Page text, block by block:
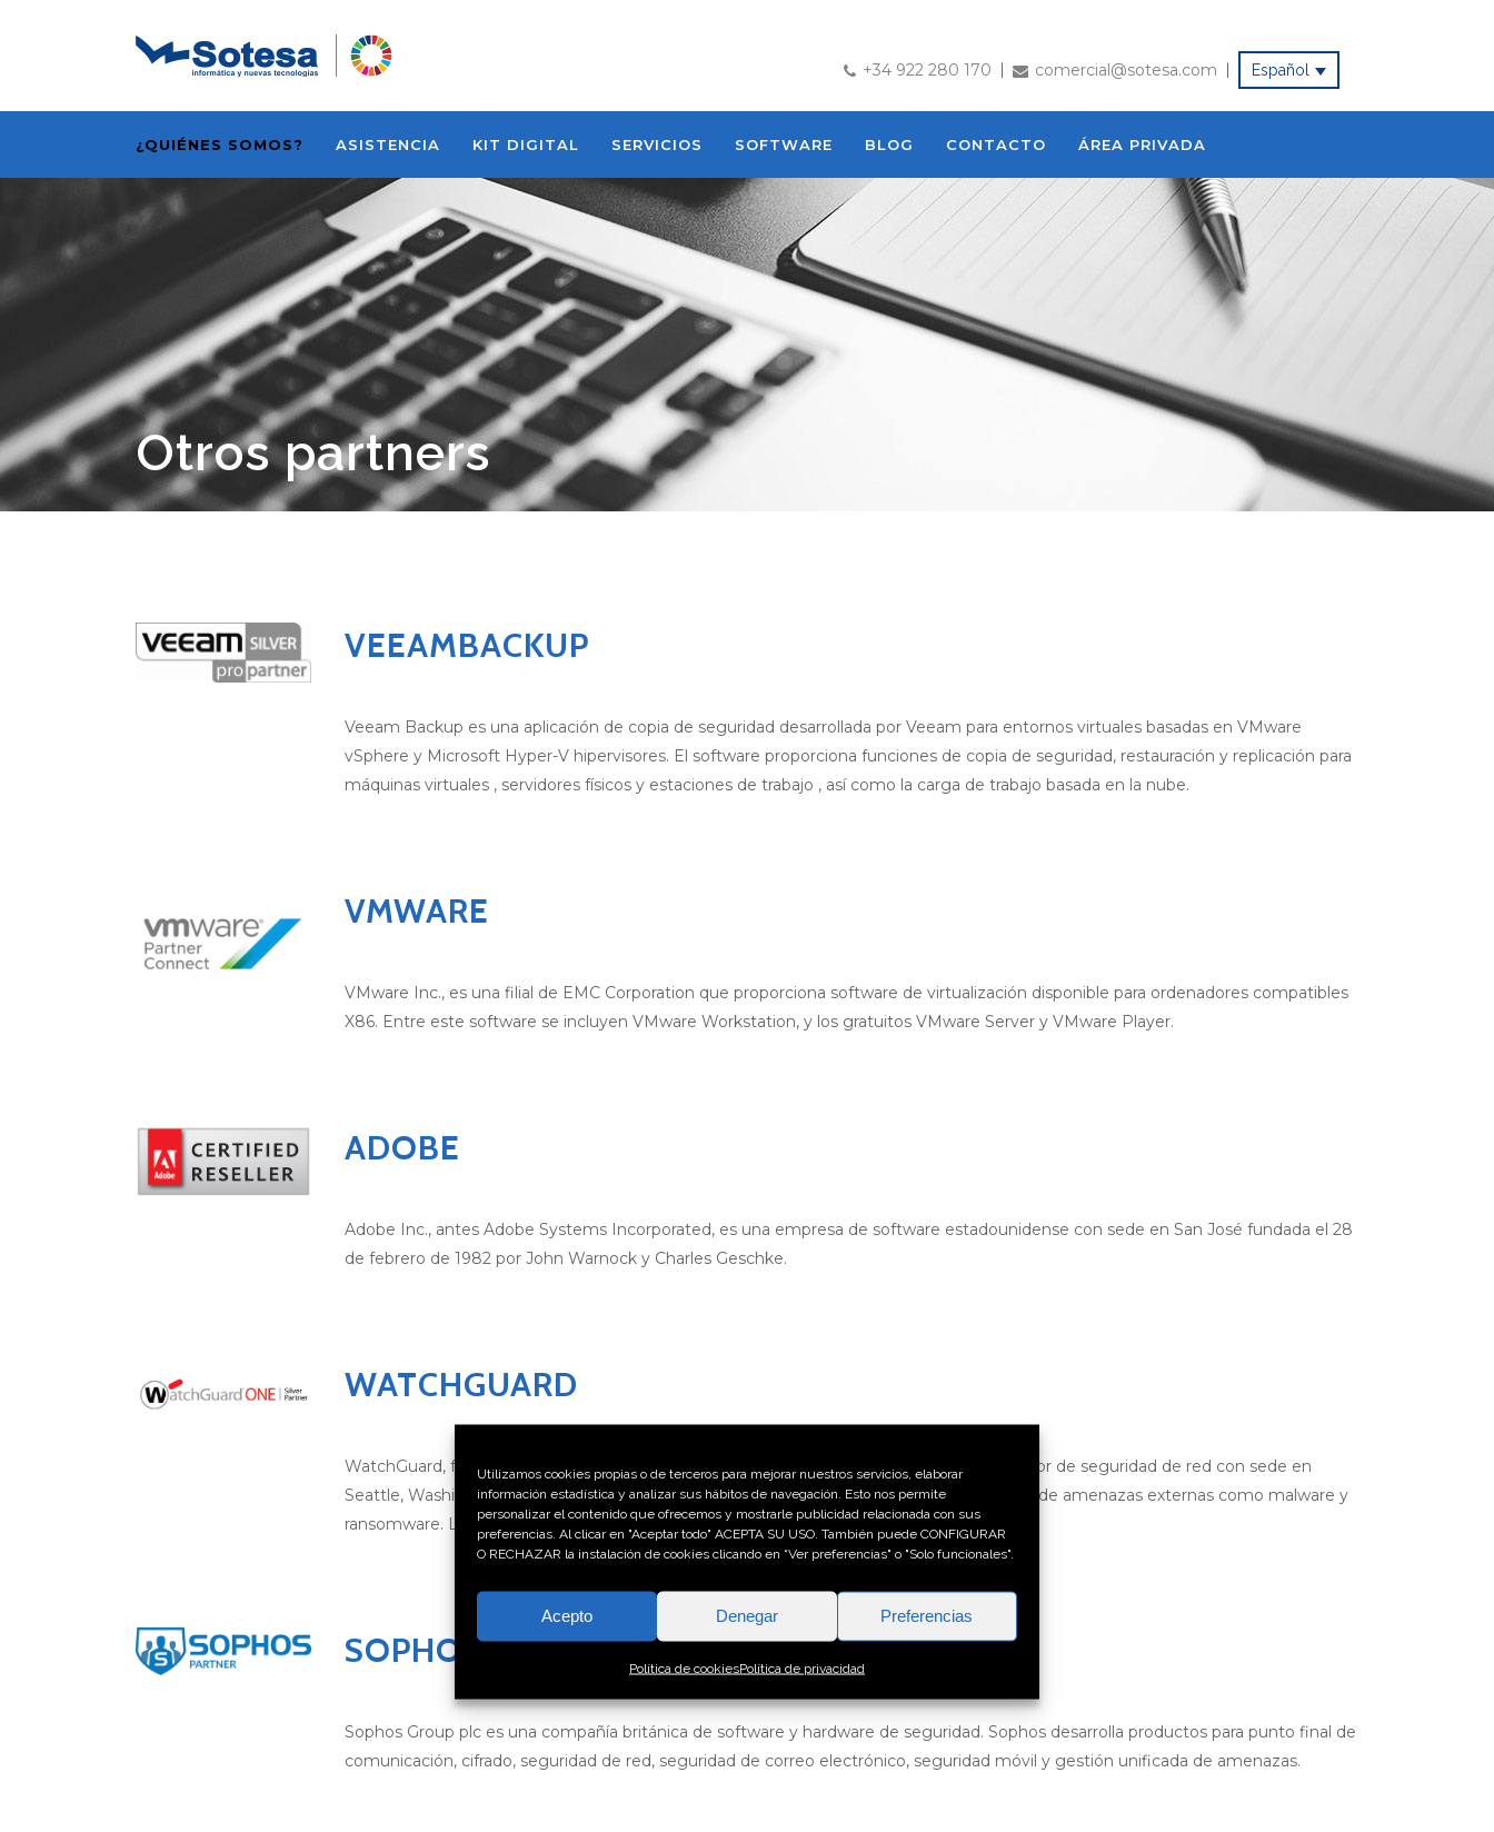
Utilizamos cookies propias o de terceros para mejorar nuestros servicios, elaborar
información estadística y analizar sus hábitos de navegación. Esto nos permite
personalizar el contenido que ofrecemos y mostrarle publicidad relacionada con sus
preferencias. Al clicar en "Aceptar todo" ACEPTA SU USO. También puede CONFIGURAR
O RECHAZAR la instalación de cookies clicando en “Ver preferencias" o "Solo funcionales".
Acepto Denegar Preferencias
Política de cookiesPolítica de privacidad
¿QUIÉNES SOMOS? ASISTENCIA KIT DIGITAL SERVICIOS SOFTWARE BLOG CONTACTO ÁREA PRIVADA
+34 922 280 170 comercial@sotesa.com Español
Otros partners
VEEAMBACKUP
Veeam Backup es una aplicación de copia de seguridad desarrollada por Veeam para entornos virtuales basadas en VMware
vSphere y Microsoft Hyper-V hipervisores. El software proporciona funciones de copia de seguridad, restauración y replicación para
máquinas virtuales , servidores físicos y estaciones de trabajo , así como la carga de trabajo basada en la nube.
VMWARE
VMware Inc., es una filial de EMC Corporation que proporciona software de virtualización disponible para ordenadores compatibles
X86. Entre este software se incluyen VMware Workstation, y los gratuitos VMware Server y VMware Player.
ADOBE
Adobe Inc., antes Adobe Systems Incorporated, es una empresa de software estadounidense con sede en San José fundada el 28
de febrero de 1982 por John Warnock y Charles Geschke.
WATCHGUARD
WatchGuard, formalmente conocido como WatchGuard Technologies, Inc es un proveedor de seguridad de red con sede en
Seattle, Washington. Sus productos están diseñados para proteger las redes informáticas de amenazas externas como malware y
ransomware. La empresa fue fundada en 1996.
SOPHOS
Sophos Group plc es una compañía británica de software y hardware de seguridad. Sophos desarrolla productos para punto final de
comunicación, cifrado, seguridad de red, seguridad de correo electrónico, seguridad móvil y gestión unificada de amenazas.